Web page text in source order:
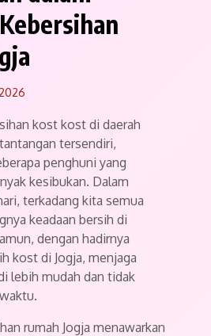
kost kost di daerah
tersendiri,
penghuni yang
kesibukan. Dalam
terkadang kita semua
keadaan bersih di
dengan hadirnya
kost di Jogja, menjaga
lebih mudah dan tidak
rumah Jogja menawarkan